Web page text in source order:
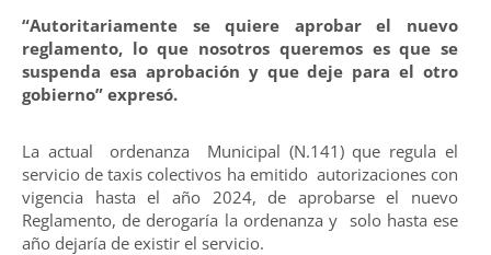
“Autoritariamente se quiere aprobar el nuevo
reglamento, lo que nosotros queremos es que se
suspenda esa aprobación y que deje para el otro
gobierno” expresó.
La actual ordenanza Municipal (N.141) que regula el
servicio de taxis colectivos ha emitido autorizaciones con
vigencia hasta el año 2024, de aprobarse el nuevo
Reglamento, de derogaría la ordenanza y solo hasta ese
año dejaría de existir el servicio.